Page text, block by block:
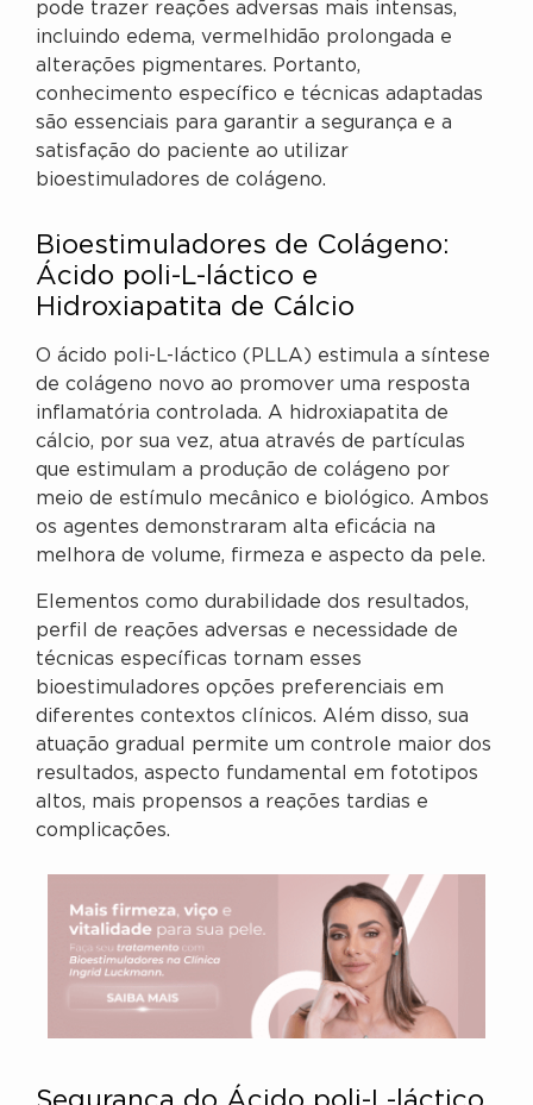
pode trazer reações adversas mais intensas,
incluindo edema, vermelhidão prolongada e
alterações pigmentares. Portanto,
conhecimento específico e técnicas adaptadas
são essenciais para garantir a segurança e a
satisfação do paciente ao utilizar
bioestimuladores de colágeno.
Bioestimuladores de Colágeno:
Ácido poli-L-láctico e
Hidroxiapatita de Cálcio
O ácido poli-L-láctico (PLLA) estimula a síntese
de colágeno novo ao promover uma resposta
inflamatória controlada. A hidroxiapatita de
cálcio, por sua vez, atua através de partículas
que estimulam a produção de colágeno por
meio de estímulo mecânico e biológico. Ambos
os agentes demonstraram alta eficácia na
melhora de volume, firmeza e aspecto da pele.
Elementos como durabilidade dos resultados,
perfil de reações adversas e necessidade de
técnicas específicas tornam esses
bioestimuladores opções preferenciais em
diferentes contextos clínicos. Além disso, sua
atuação gradual permite um controle maior dos
resultados, aspecto fundamental em fototipos
altos, mais propensos a reações tardias e
complicações.